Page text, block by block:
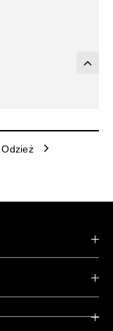
Odzież